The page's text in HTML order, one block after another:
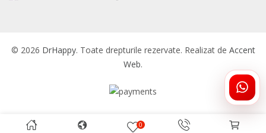
0
© 2026 DrHappy. Toate drepturile rezervate. Realizat de Accent
Web.